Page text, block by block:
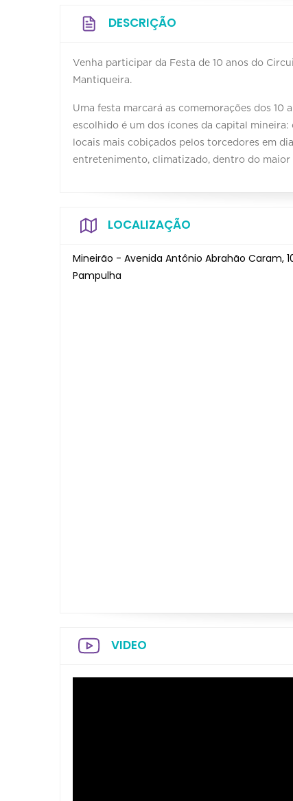
DESCRIÇÃO
Venha participar da Festa de 10 anos do
Mantiqueira.
Uma festa marcará as comemorações dos 10
escolhido é um dos ícones da capital
locais mais cobiçados pelos torcedores em
entretenimento, climatizado, dentro do
LOCALIZAÇÃO
Mineirão - Avenida Antônio Abrahão Caram,
Pampulha
VIDEO